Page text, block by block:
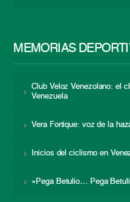
MEMORIAS
Club Veloz Venezolano: el
Venezuela
Vera Fortique: voz de la
Inicios del ciclismo en
«Pega Betulio… Pega